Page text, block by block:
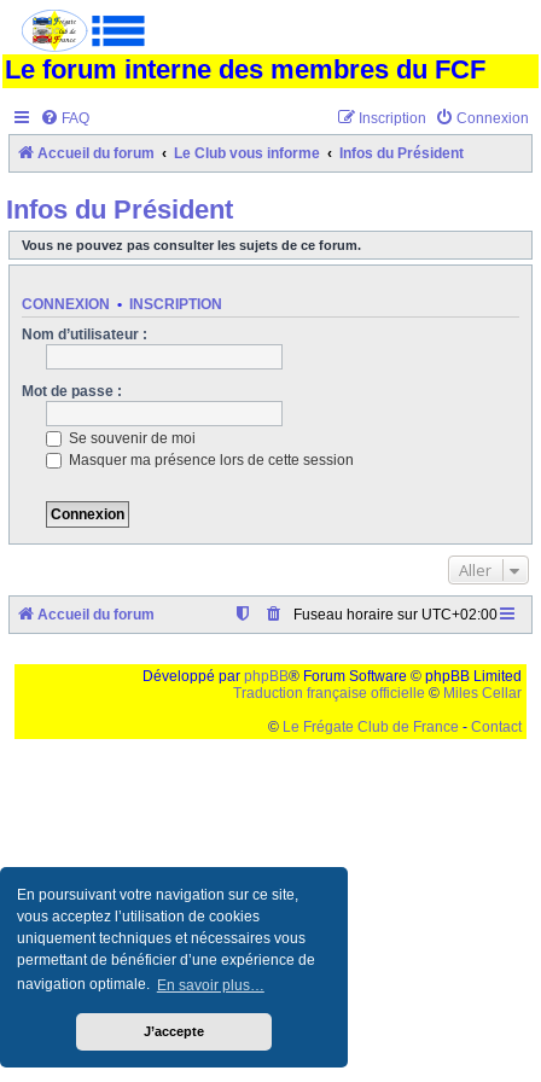
En poursuivant votre navigation sur ce site,
vous acceptez l’utilisation de cookies
uniquement techniques et nécessaires vous
permettant de bénéficier d’une expérience de
navigation optimale. En savoir plus…
J’accepte
Le forum interne des membres du FCF
FAQ Connexion
Inscription
Accueil du forum Le Club vous informe Infos du Président
Infos du Président
Vous ne pouvez pas consulter les sujets de ce forum.
CONNEXION • INSCRIPTION
Nom d’utilisateur :
Mot de passe :
Se souvenir de moi
Masquer ma présence lors de cette session
Aller
Accueil du forum Fuseau horaire sur UTC+02:00
Développé par phpBB® Forum Software © phpBB Limited
Traduction française officielle © Miles Cellar
© Le Frégate Club de France - Contact